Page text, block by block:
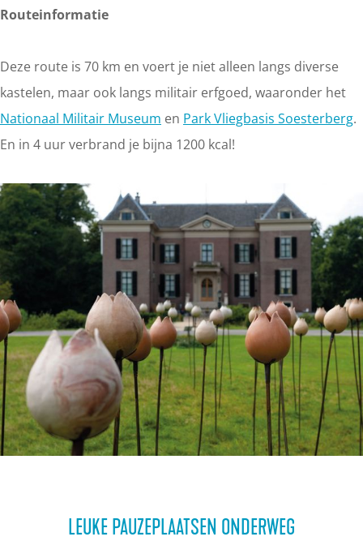
Routeinformatie
Deze route is 70 km en voert je niet alleen langs diverse
kastelen, maar ook langs militair erfgoed, waaronder het
Nationaal Militair Museum en Park Vliegbasis Soesterberg.
En in 4 uur verbrand je bijna 1200 kcal!
LEUKE PAUZEPLAATSEN ONDERWEG